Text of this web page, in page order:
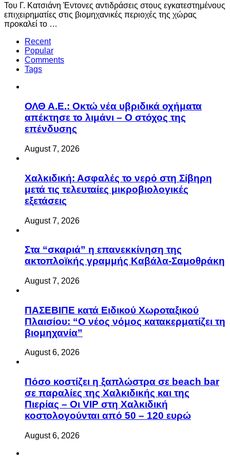
Του Γ. Κατσιάνη Έντονες αντιδράσεις στους εγκατεστημένους
επιχειρηματίες στις βιομηχανικές περιοχές της χώρας
προκαλεί το …
Recent
Popular
Comments
Tags
ΟΛΘ Α.Ε.: Οκτώ νέα υβριδικά οχήματα
απέκτησε το λιμάνι – Ο στόχος της
επένδυσης
August 7, 2026
Χαλκιδική: Ασφαλές το νερό στη Σίβηρη
μετά τις τελευταίες μικροβιολογικές
εξετάσεις
August 7, 2026
Στα “σκαριά” η επανεκκίνηση της
ακτοπλοϊκής γραμμής Καβάλα-Σαμοθράκη
August 7, 2026
ΠΑΣΕΒΙΠΕ κατά Ειδικού Χωροταξικού
Πλαισίου: “Ο νέος νόμος κατακερματίζει τη
βιομηχανία”
August 6, 2026
Πόσο κοστίζει η ξαπλώστρα σε beach bar
σε παραλίες της Χαλκιδικής και της
Πιερίας – Οι VIP στη Χαλκιδική
κοστολογούνται από 50 – 120 ευρώ
August 6, 2026